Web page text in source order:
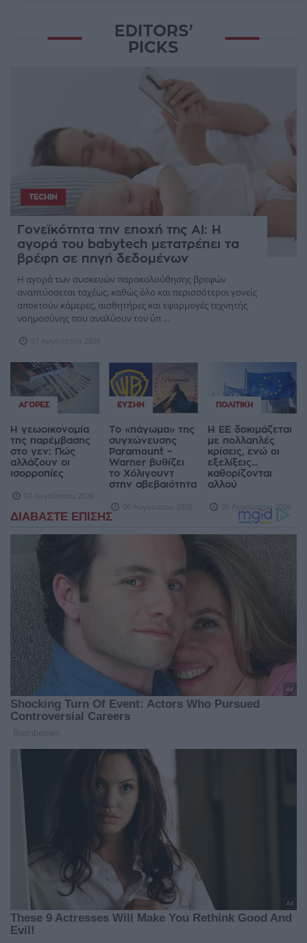
EDITORS'
PICKS
TECHIN
Γονεϊκότητα την εποχή της AI: Η
αγορά του babytech μετατρέπει τα
βρέφη σε πηγή δεδομένων
Η αγορά των συσκευών παρακολούθησης βρεφών
αναπτύσσεται ταχέως, καθώς όλο και περισσότεροι γονείς
αποκτούν κάμερες, αισθητήρες και εφαρμογές τεχνητής
νοημοσύνης που αναλύουν τον ύπ ...
07 Αυγούστου 2026
ΑΓΟΡΈΣ
Η γεωοικονομία
της παρέμβασης
στο γεν: Πώς
αλλάζουν οι
ισορροπίες
07 Αυγούστου 2026
ΕΥΖΗΝ
Το «πάγωμα» της
συγχώνευσης
Paramount –
Warner βυθίζει
το Χόλιγουντ
στην αβεβαιότητα
06 Αυγούστου 2026
ΠΟΛΙΤΙΚΉ
Η ΕΕ δοκιμάζεται
με πολλαπλές
κρίσεις, ενώ οι
εξελίξεις...
καθορίζονται
αλλού
06 Αυγούστου 2026